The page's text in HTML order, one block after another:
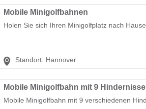
Mobile Minigolfbahnen
Holen Sie sich Ihren Minigolfplatz nach
Standort: Hannover
Mobile Minigolfbahn mit 9
Mobile Minigolfbahn mit 9 verschiedenen